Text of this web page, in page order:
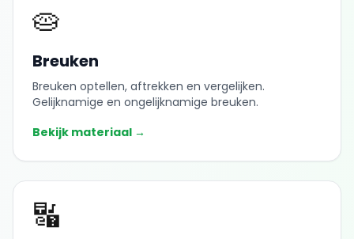
🥧
Breuken
Breuken optellen, aftrekken en vergelijken.
Gelijknamige en ongelijknamige breuken.
Bekijk materiaal →
🔣